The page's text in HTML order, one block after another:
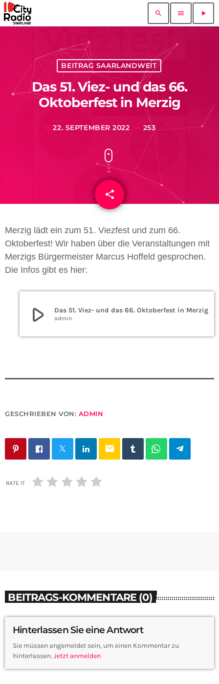
search menu play_arrow
BEITRAG SAARLANDWEIT
Das 51. Viez- und das 66.
Oktoberfest in Merzig
today 22. SEPTEMBER 2022 253
share
email
Merzig lädt ein zum 51. Viezfest und zum 66.
Oktoberfest! Wir haben über die Veranstaltungen mit
Merzigs Bürgermeister Marcus Hoffeld gesprochen.
Die Infos gibt es hier:
play_arrow Das 51. Viez- und das 66. Oktoberfest in Merzig
admin
GESCHRIEBEN VON: ADMIN
email
RATE IT
BEITRAGS-KOMMENTARE (0)
Hinterlassen Sie eine Antwort
Sie müssen angemeldet sein, um einen Kommentar zu
hinterlassen. Jetzt anmelden